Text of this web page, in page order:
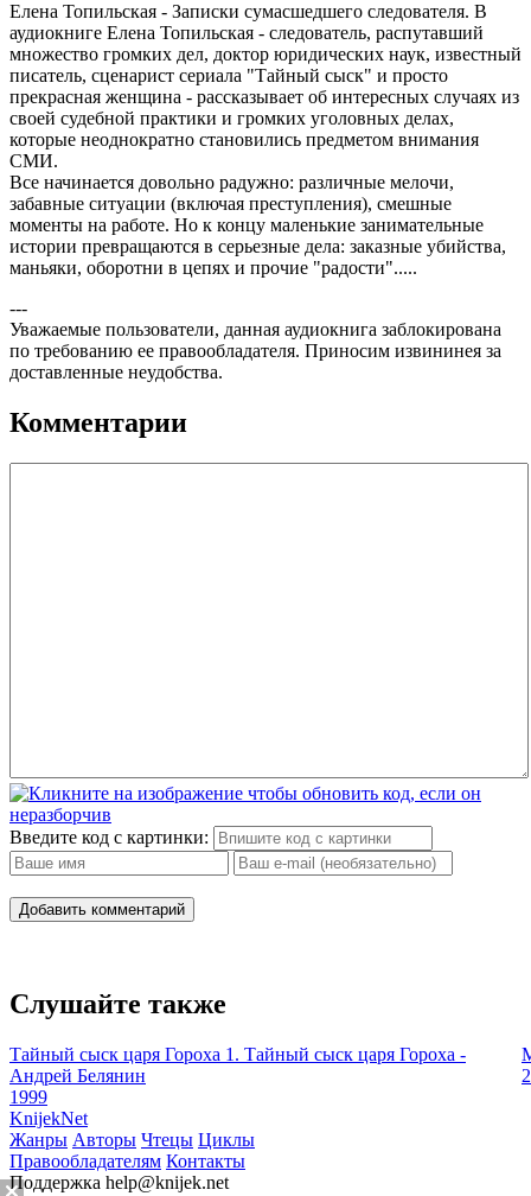
Елена Топильская - Записки сумасшедшего следователя. В
аудиокниге Елена Топильская - следователь, распутавший
множество громких дел, доктор юридических наук, известный
писатель, сценарист сериала "Тайный сыск" и просто
прекрасная женщина - рассказывает об интересных случаях из
своей судебной практики и громких уголовных делах,
которые неоднократно становились предметом внимания
СМИ.
Все начинается довольно радужно: различные мелочи,
забавные ситуации (включая преступления), смешные
моменты на работе. Но к концу маленькие занимательные
истории превращаются в серьезные дела: заказные убийства,
маньяки, оборотни в цепях и прочие "радости".....
---
Уважаемые пользователи, данная аудиокнига заблокирована
по требованию ее правообладателя. Приносим извининея за
доставленные неудобства.
Комментарии
Введите код с картинки:
Добавить комментарий
Слушайте также
Тайный сыск царя Гороха 1. Тайный сыск царя Гороха -
Андрей Белянин
1999
KnijekNet
Жанры Авторы Чтецы Циклы
Правообладателям Контакты
Поддержка help@knijek.net